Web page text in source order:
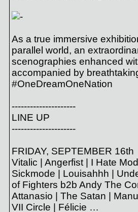
As a true immersive
parallel world, an
scenographies enhanced
accompanied by
#OneDreamOneNation
---------------------
LINE UP
---------------------
FRIDAY, SEPTEMBER 16th
Vitalic | Angerfist | I Hate
Sickmode | Louisahhh |
of Fighters b2b Andy The
Attanasio | The Satan |
VII Circle | Félicie …